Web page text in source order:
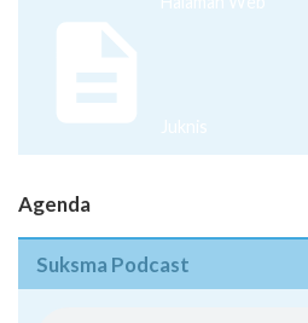
Halaman Web
Juknis
Agenda
Suksma Podcast